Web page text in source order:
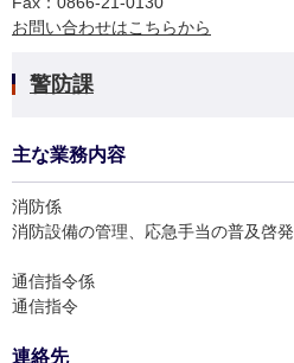
お問い合わせはこちらから
警防課
主な業務内容
消防係
消防設備の管理、応急手当の普及啓発
通信指令係
通信指令
連絡先